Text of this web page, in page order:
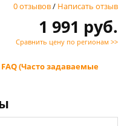
0 отзывов/ Написать отзыв
1 991 руб.
Сравнить цену по регионам >>
(Часто задаваемые